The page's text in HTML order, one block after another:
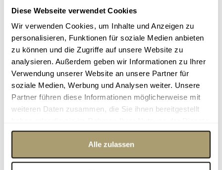
Diese Webseite verwendet Cookies
Wir verwenden Cookies, um Inhalte und Anzeigen zu
personalisieren, Funktionen für soziale Medien anbieten
zu können und die Zugriffe auf unsere Website zu
analysieren. Außerdem geben wir Informationen zu Ihrer
Verwendung unserer Website an unsere Partner für
soziale Medien, Werbung und Analysen weiter. Unsere
Partner führen diese Informationen möglicherweise mit
weiteren Daten zusammen, die Sie ihnen bereitgestellt
gesammelt haben.
Alle zulassen
während der Durchsuchung beizustehen und Ihre Rechte zu
kritisch beobachten und darauf achten, dass alle rechtsstaatlichen
Grundsätze bei der Durchsuchung eingehalten werden.
JETZT ANRUFEN: 0157 81714646
IHRE VORTEILE
Was Dr. Michael Traub Ihnen als Anwalt für
Wirtschaftsstrafrecht in Ludwigsburg bietet:
Hohe Spezialisierungauf das Wirtschaftsstrafrecht